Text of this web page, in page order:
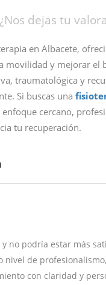
¿Nos dejas tu
en Albacete,
movilidad y mejorar el
traumatológica y
Si buscas una
cercano,
tu recuperación.
no podría estar más
nivel de
con claridad y